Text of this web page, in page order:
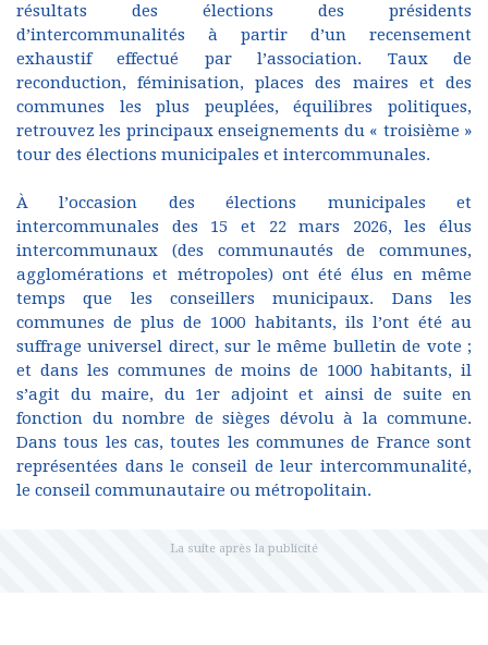
résultats des élections des présidents
d’intercommunalités à partir d’un recensement
exhaustif effectué par l’association. Taux de
reconduction, féminisation, places des maires et des
communes les plus peuplées, équilibres politiques,
retrouvez les principaux enseignements du « troisième »
tour des élections municipales et intercommunales.
À l’occasion des élections municipales et
intercommunales des 15 et 22 mars 2026, les élus
intercommunaux (des communautés de communes,
agglomérations et métropoles) ont été élus en même
temps que les conseillers municipaux. Dans les
communes de plus de 1000 habitants, ils l’ont été au
suffrage universel direct, sur le même bulletin de vote ;
et dans les communes de moins de 1000 habitants, il
s’agit du maire, du 1er adjoint et ainsi de suite en
fonction du nombre de sièges dévolu à la commune.
Dans tous les cas, toutes les communes de France sont
représentées dans le conseil de leur intercommunalité,
le conseil communautaire ou métropolitain.